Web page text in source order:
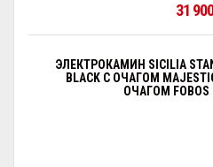
31
ЭЛЕКТРОКАМИН SICILIA
BLACK С ОЧАГОМ
ОЧАГОМ FOBOS